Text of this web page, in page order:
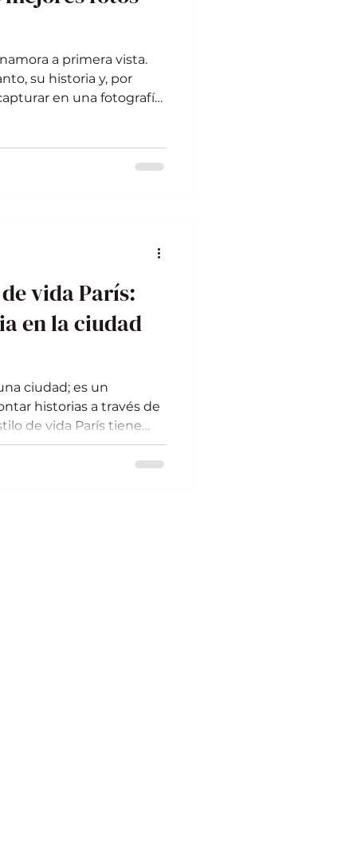
a primera vista.
su historia y, por
en una fotografía.
que tus recuerdos
vida París:
en la ciudad
ciudad; es un
historias a través de
de vida París tiene
momentos auténticos,
misma de